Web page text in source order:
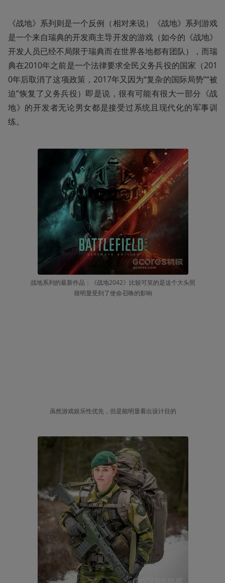
《战地》系列则是一个反例（相对来说）《战地》系列游戏
是一个来自瑞典的开发商主导开发的游戏（如今的《战地》
开发人员已经不局限于瑞典而在世界各地都有团队），而瑞
典在2010年之前是一个法律要求全民义务兵役的国家（201
0年后取消了这项政策，2017年又因为“复杂的国际局势”“被
迫”恢复了义务兵役）即是说，很有可能有很大一部分《战
地》的开发者无论男女都是接受过系统且现代化的军事训
练。
战地系列的最新作品：《战地2042》比较可笑的是这个大头照
很明显受到了使命召唤的影响
虽然游戏娱乐性优先，但是能明显看出设计目的